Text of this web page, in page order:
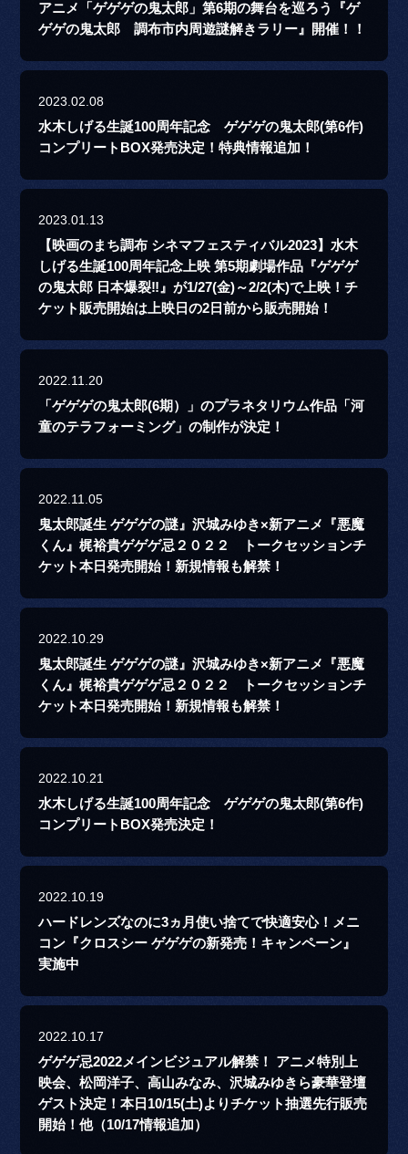
アニメ「ゲゲゲの鬼太郎」第6期の舞台を巡ろう『ゲ
ゲゲの鬼太郎 調布市内周遊謎解きラリー』開催！！
2023.02.08
水木しげる生誕100周年記念 ゲゲゲの鬼太郎(第6作)
コンプリートBOX発売決定！特典情報追加！
2023.01.13
【映画のまち調布 シネマフェスティバル2023】水木
しげる生誕100周年記念上映 第5期劇場作品『ゲゲゲ
の鬼太郎 日本爆裂‼』が1/27(金)～2/2(木)で上映！チ
ケット販売開始は上映日の2日前から販売開始！
2022.11.20
「ゲゲゲの鬼太郎(6期）」のプラネタリウム作品「河
童のテラフォーミング」の制作が決定！
2022.11.05
鬼太郎誕生 ゲゲゲの謎』沢城みゆき×新アニメ『悪魔
くん』梶裕貴ゲゲゲ忌２０２２ トークセッションチ
ケット本日発売開始！新規情報も解禁！
2022.10.29
鬼太郎誕生 ゲゲゲの謎』沢城みゆき×新アニメ『悪魔
くん』梶裕貴ゲゲゲ忌２０２２ トークセッションチ
ケット本日発売開始！新規情報も解禁！
2022.10.21
水木しげる生誕100周年記念 ゲゲゲの鬼太郎(第6作)
コンプリートBOX発売決定！
2022.10.19
ハードレンズなのに3ヵ月使い捨てで快適安心！メニ
コン『クロスシー ゲゲゲの新発売！キャンペーン』
実施中
2022.10.17
ゲゲゲ忌2022メインビジュアル解禁！ アニメ特別上
映会、松岡洋子、高山みなみ、沢城みゆきら豪華登壇
ゲスト決定！本日10/15(土)よりチケット抽選先行販売
開始！他（10/17情報追加）